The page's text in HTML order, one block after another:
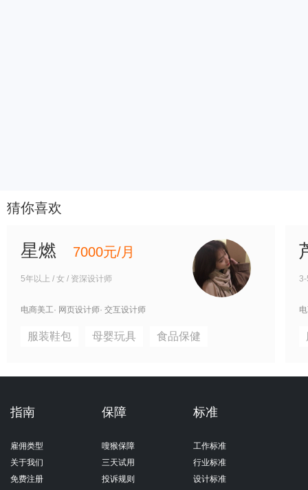
猜你喜欢
星燃 7000元/月
5年以上 / 女 / 资深设计师
电商美工· 网页设计师· 交互设计师
服装鞋包 母婴玩具 食品保健
3-
指南
雇佣类型
关于我们
免费注册
保障
嗖猴保障
三天试用
投诉规则
标准
工作标准
行业标准
设计标准